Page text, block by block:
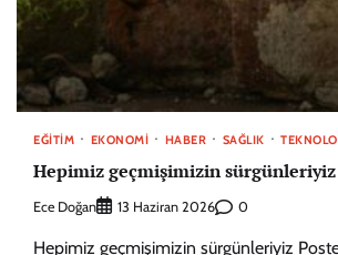
EĞITIM EKONOMI HABER SAĞLIK
Hepimiz geçmişimizin sürgünleriyiz
Ece Doğan 13 Haziran 2026 0
Hepimiz geçmişimizin sürgünleriyiz